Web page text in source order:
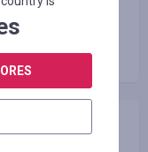
cashback
2.00%
cashback